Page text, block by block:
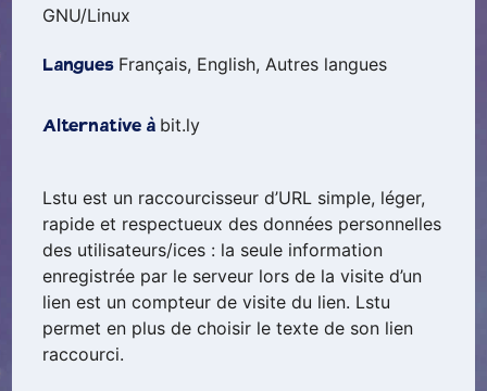
GNU/Linux
Langues Français, English, Autres langues
Alternative à bit.ly
Lstu est un raccourcisseur d’URL simple, léger,
rapide et respectueux des données personnelles
des utilisateurs/ices : la seule information
enregistrée par le serveur lors de la visite d’un
lien est un compteur de visite du lien. Lstu
permet en plus de choisir le texte de son lien
raccourci.